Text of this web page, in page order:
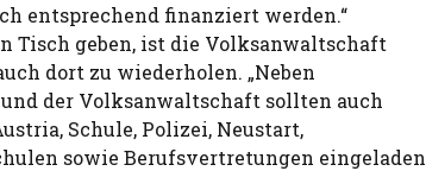
entsprechend finanziert werden.“
Tisch geben, ist die Volksanwaltschaft
dort zu wiederholen. „Neben
der Volksanwaltschaft sollten auch
Schule, Polizei, Neustart,
sowie Berufsvertretungen eingeladen